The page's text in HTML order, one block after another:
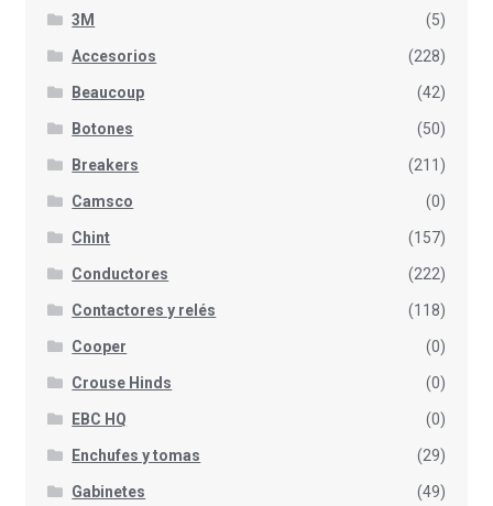
3M (5)
Accesorios (228)
Beaucoup (42)
Botones (50)
Breakers (211)
Camsco (0)
Chint (157)
Conductores (222)
Contactores y relés (118)
Cooper (0)
Crouse Hinds (0)
EBC HQ (0)
Enchufes y tomas (29)
Gabinetes (49)